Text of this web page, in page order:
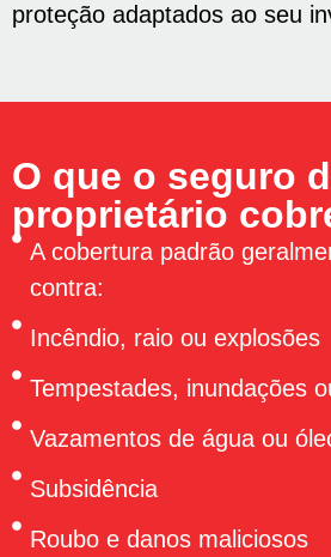
proteção adaptados ao seu
O que o seguro
proprietário
A cobertura padrão
contra:
Incêndio, raio ou explosões
Tempestades, inundações
Vazamentos de água ou
Subsidência
Roubo e danos maliciosos